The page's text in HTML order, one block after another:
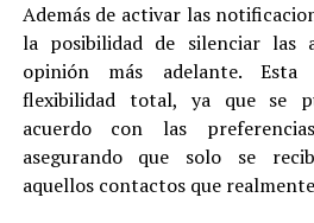
Además de activar las
la posibilidad de silenciar las
opinión más adelante.
flexibilidad total, ya que se
acuerdo con las
asegurando que solo se
aquellos contactos que